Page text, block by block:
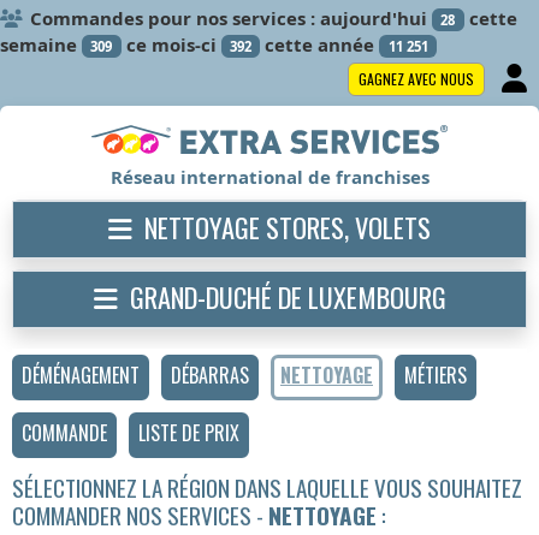
Commandes pour nos services : aujourd'hui 28 cette
semaine
309 ce mois-ci 392 cette année 11 251
GAGNEZ AVEC NOUS
DÉMÉNAGEMENT DÉBARRAS NETTOYAGE
MÉTIERS
COMMANDE
LISTE DE PRIX
SÉLECTIONNEZ LA RÉGION DANS LAQUELLE VOUS SOUHAITEZ
COMMANDER NOS SERVICES - NETTOYAGE :
Réseau international de franchises
NETTOYAGE STORES, VOLETS
GRAND-DUCHÉ DE LUXEMBOURG